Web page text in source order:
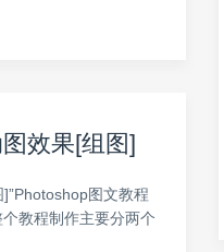
效果[组图]
图文教程
教程制作主要分两个